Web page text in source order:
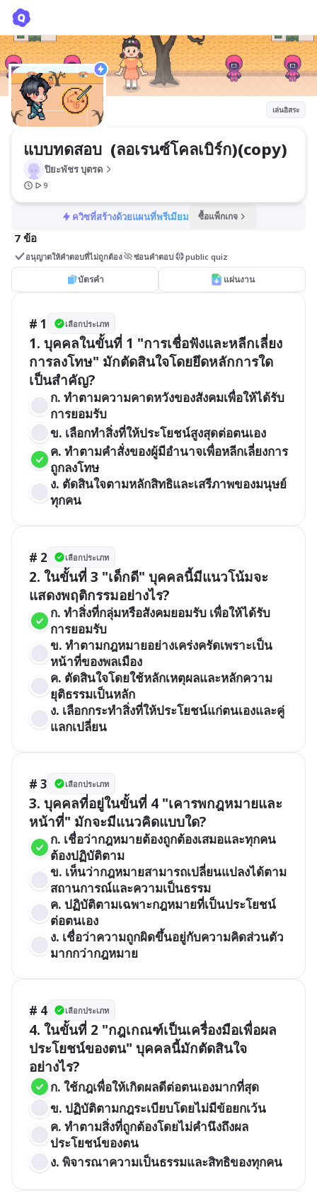
เล่นอิสระ
แบบทดสอบ  (ลอเรนซ์โคลเบิร์ก)(copy)
ปิยะพัชร บุตรด
9
ควิซที่สร้างด้วยแผนที่พรีเมียม ซื้อแพ็กเกจ
7 ข้อ
อนุญาตให้คำตอบที่ไม่ถูกต้อง ซ่อนคำตอบ public quiz
บัตรคำ แผ่นงาน
# 1 เลือกประเภท
1. บุคคลในขั้นที่ 1 "การเชื่อฟังและหลีกเลี่ยง
การลงโทษ" มักตัดสินใจโดยยึดหลักการใด
เป็นสำคัญ?
ก. ทำตามความคาดหวังของสังคมเพื่อให้ได้รับ
การยอมรับ
ข. เลือกทำสิ่งที่ให้ประโยชน์สูงสุดต่อตนเอง
ค. ทำตามคำสั่งของผู้มีอำนาจเพื่อหลีกเลี่ยงการ
ถูกลงโทษ
ง. ตัดสินใจตามหลักสิทธิและเสรีภาพของมนุษย์
ทุกคน
# 2 เลือกประเภท
2. ในขั้นที่ 3 "เด็กดี" บุคคลนี้มีแนวโน้มจะ
แสดงพฤติกรรมอย่างไร?
ก. ทำสิ่งที่กลุ่มหรือสังคมยอมรับ เพื่อให้ได้รับ
การยอมรับ
ข. ทำตามกฎหมายอย่างเคร่งครัดเพราะเป็น
หน้าที่ของพลเมือง
ค. ตัดสินใจโดยใช้หลักเหตุผลและหลักความ
ยุติธรรมเป็นหลัก
ง. เลือกกระทำสิ่งที่ให้ประโยชน์แก่ตนเองและคู่
แลกเปลี่ยน
# 3 เลือกประเภท
3. บุคคลที่อยู่ในขั้นที่ 4 "เคารพกฎหมายและ
หน้าที่" มักจะมีแนวคิดแบบใด?
ก. เชื่อว่ากฎหมายต้องถูกต้องเสมอและทุกคน
ต้องปฏิบัติตาม
ข. เห็นว่ากฎหมายสามารถเปลี่ยนแปลงได้ตาม
สถานการณ์และความเป็นธรรม
ค. ปฏิบัติตามเฉพาะกฎหมายที่เป็นประโยชน์
ต่อตนเอง
ง. เชื่อว่าความถูกผิดขึ้นอยู่กับความคิดส่วนตัว
มากกว่ากฎหมาย
# 4 เลือกประเภท
4. ในขั้นที่ 2 "กฎเกณฑ์เป็นเครื่องมือเพื่อผล
ประโยชน์ของตน" บุคคลนี้มักตัดสินใจ
อย่างไร?
ก. ใช้กฎเพื่อให้เกิดผลดีต่อตนเองมากที่สุด
ข. ปฏิบัติตามกฎระเบียบโดยไม่มีข้อยกเว้น
ค. ทำตามสิ่งที่ถูกต้องโดยไม่คำนึงถึงผล
ประโยชน์ของตน
ง. พิจารณาความเป็นธรรมและสิทธิของทุกคน